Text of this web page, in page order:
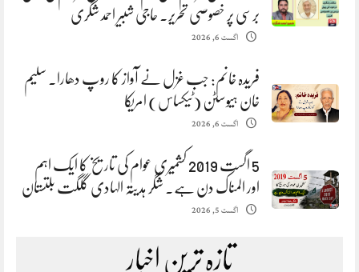
برسی پر خصوصی تحریر. حاجی شبیر احمد شگری
اگست 6, 2026
فریدہ خانم: جب غزل نے آواز کا روپ دھارا. سلیم
خان ہیوسٹن (ٹیکساس) امریکا
اگست 6, 2026
5 اگست 2019 کشمیری عوام کی تاریخ کا ایک اہم
اور المناک دن ہے. شگر ہدیتہ الہادی گلگت بلتستان
اگست 5, 2026
تازہ ترین اخبار